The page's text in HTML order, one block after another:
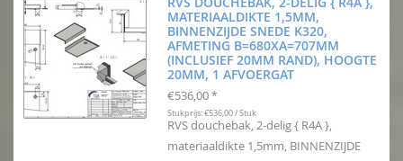
MATERIAALDIKTE 1,5MM,
BINNENZIJDE SNEDE K320,
AFMETING B=680XA=707MM
(INCLUSIEF 20MM RAND), HOOGTE
20MM, 1 AFVOERGAT
€536,00 *
Stukprijs: €536,00 / Stuk
RVS douchebak, 2-delig { R4A },
materiaaldikte 1,5mm, BINNENZIJDE